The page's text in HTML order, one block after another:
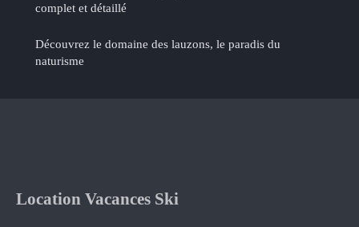
complet et détaillé
Découvrez le domaine des lauzons, le paradis du
naturisme
Location Vacances Ski